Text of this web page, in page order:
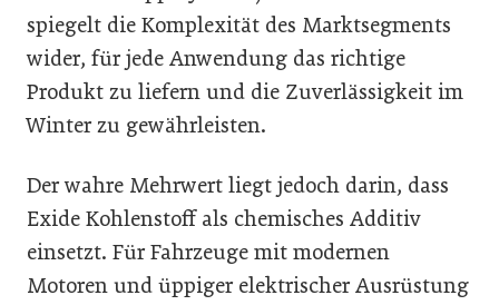
spiegelt die Komplexität des Marktsegments
wider, für jede Anwendung das richtige
Produkt zu liefern und die Zuverlässigkeit im
Winter zu gewährleisten.
Der wahre Mehrwert liegt jedoch darin, dass
Exide Kohlenstoff als chemisches Additiv
einsetzt. Für Fahrzeuge mit modernen
Motoren und üppiger elektrischer Ausrüstung